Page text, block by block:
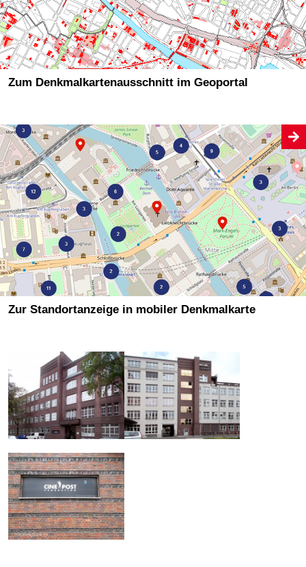
Zum Denkmalkartenausschnitt im Geoportal
Zur Standortanzeige in mobiler Denkmalkarte